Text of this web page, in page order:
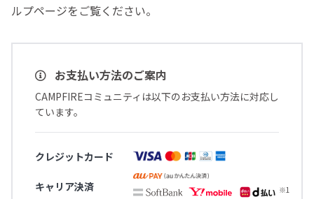
ルプページをご覧ください。
お支払い方法のご案内
CAMPFIREコミュニティは以下のお支払い方法に対応し
ています。
クレジットカード
キャリア決済